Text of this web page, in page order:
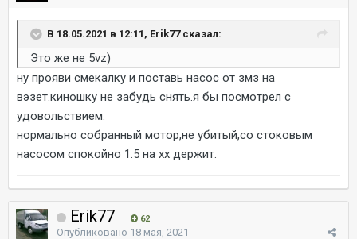
В 18.05.2021 в 12:11, Erik77 сказал:
Это же не 5vz)
ну прояви смекалку и поставь насос от змз на
вэзет.киношку не забудь снять.я бы посмотрел с
удовольствием.
нормально собранный мотор,не убитый,со стоковым
насосом спокойно 1.5 на хх держит.
Erik77 62
Опубликовано 18 мая, 2021